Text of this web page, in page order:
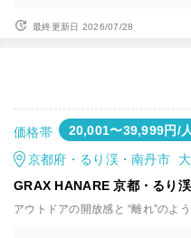
最終更新日 2026/07/28
価格帯 20,001〜39,999円/人
京都府・るり渓・南丹市
GRAX HANARE 京都・るり渓
アウトドアの開放感と “離れ”のよ